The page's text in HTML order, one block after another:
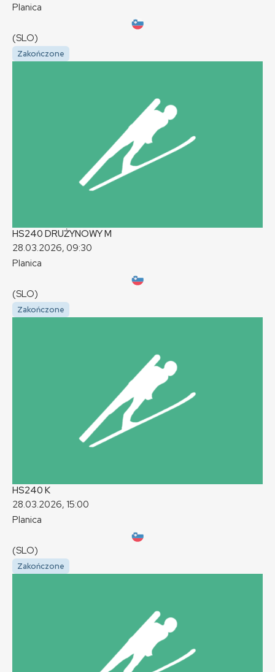
Planica
(SLO)
Zakończone
HS240 DRUŻYNOWYM
28.03.2026, 09:30
Planica
(SLO)
Zakończone
HS240 K
28.03.2026, 15:00
Planica
(SLO)
Zakończone